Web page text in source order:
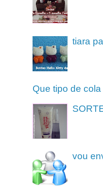
tiara
Que tipo de
vou